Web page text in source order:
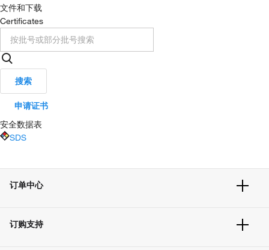
文件和下载
Certificates
搜索
申请证书
安全数据表
SDS
订单中心
大宗订制
订购支持